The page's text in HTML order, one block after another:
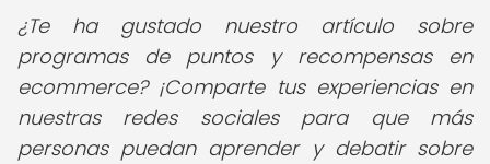
¿Te ha gustado nuestro artículo sobre
programas de puntos y recompensas en
ecommerce? ¡Comparte tus experiencias en
nuestras redes sociales para que más
personas puedan aprender y debatir sobre